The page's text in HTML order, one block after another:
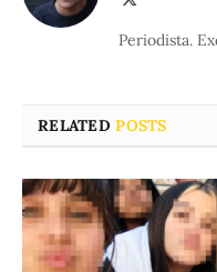
Periodista.
RELATEDPOSTS